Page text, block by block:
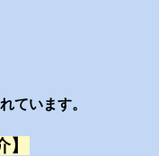
ています。